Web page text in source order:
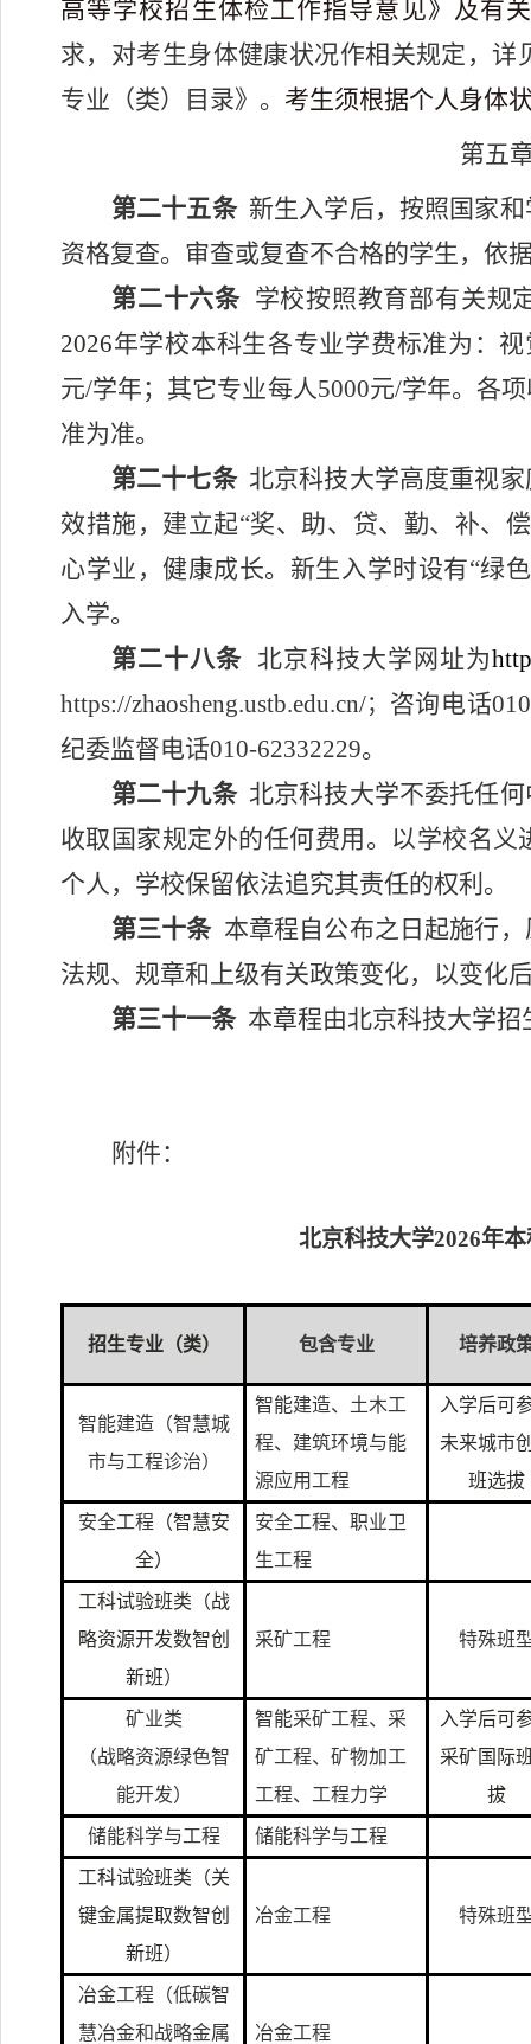
高等学校招生体检工作指导意见》及有
求，对考生身体健康状况作相关规定，详
专业（类）目录》。 考生须根据个人身体
第五
第二十五条 新生入学后，按照国家
资格复查。审查或复查不合格的学生，依
第二十六条 学校按照教育部有关规
2026年学校本科生各专业学费标准为：
元/学年；其它专业每人5000元/学年。各
准为准。
第二十七条 北京科技大学高度重视
效措施，建立起“奖、助、贷、勤、补、
心学业，健康成长。新生入学时设有“绿
入学。
第二十八条 北京科技大学网址为
https://zhaosheng.ustb.edu.cn/； 咨询电话
纪委监督电话010-62332229。
第二十九条 北京科技大学不委托任
收取国家规定外的任何费用。以学校名
个人，学校保留依法追究其责任的权利。
第三十条 本章程自公布之日起施行
法规、规章和上级有关政策变化，以变化
第三十一条 本章程由北京科技大学
附件：
北京科技大学2026年
招生专业（类） 包含专业 培养政
智能建造（智慧城
市与工程诊治）
智能建造、土木工
程、建筑环境与能
源应用工程
入学后可
未来城市
班选拔
安全工程 （智慧安
全）
安全工程、职业卫
生工程
工科试验班类 （战
略资源开发数智创
新班）
采矿工程 特殊班
矿业类
（战略资源绿色智
能开发）
智能采矿工程、采
矿工程、矿物加工
工程、工程力学
入学后可
采矿国际
拔
储能科学与工程 储能科学与工程
工科试验班类（关
键金属提取数智创
新班）
冶金工程 特殊班
冶金工程（低碳智
慧冶金和战略金属
冶金工程